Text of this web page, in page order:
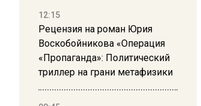
12:15
Рецензия на роман Юрия
Воскобойникова «Операция
«Пропаганда»: Политический
триллер на грани метафизики